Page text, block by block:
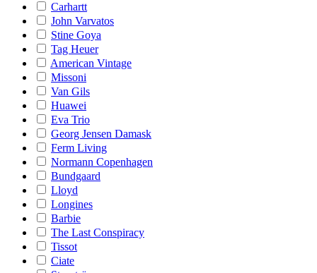
Carhartt
John Varvatos
Stine Goya
Tag Heuer
American Vintage
Missoni
Van Gils
Huawei
Eva Trio
Georg Jensen Damask
Ferm Living
Normann Copenhagen
Bundgaard
Lloyd
Longines
Barbie
The Last Conspiracy
Tissot
Ciate